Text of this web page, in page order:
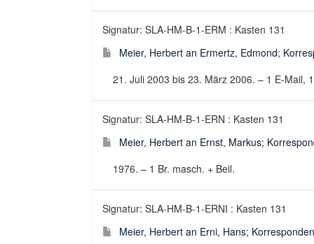
Signatur: SLA-HM-B-1-ERM : Kasten 131
Meier, Herbert an Ermertz, Edmond;
21. Juli 2003 bis 23. März 2006. – 1 E-Mail,
Signatur: SLA-HM-B-1-ERN : Kasten 131
Meier, Herbert an Ernst, Markus;
1976. – 1 Br. masch. + Beil.
Signatur: SLA-HM-B-1-ERNI : Kasten 131
Meier, Herbert an Erni, Hans;